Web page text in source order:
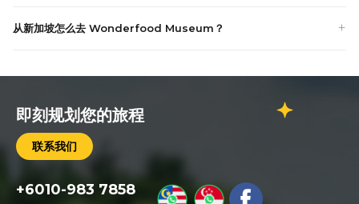
从新加坡怎么去 Wonderfood Museum？
即刻规划您的旅程
联系我们
+6010-983 7858